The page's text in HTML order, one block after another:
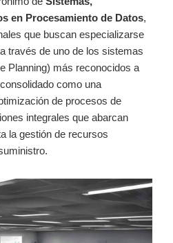
en Procesamiento​ de Datos,
⁢que⁣ buscan especializarse
través de uno de los sistemas
Planning) más reconocidos a
‍como una
de procesos de
integrales que abarcan
la gestión​ de recursos